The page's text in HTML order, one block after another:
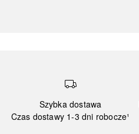
Szybka dostawa
Czas dostawy 1-3 dni robocze¹